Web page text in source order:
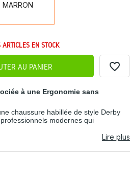
MARRON
ARTICLES EN STOCK
AU PANIER favorite_border
à une Ergonomie sans
chaussure habillée de style Derby
modernes qui
Lire plus